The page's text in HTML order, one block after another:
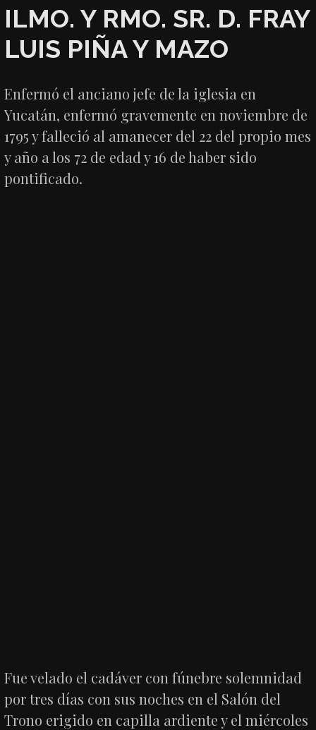
ILMO. Y RMO. SR. D. FRAY
LUIS PIÑA Y MAZO
Enfermó el anciano jefe de la iglesia en
Yucatán, enfermó gravemente en noviembre de
1795 y falleció al amanecer del 22 del propio mes
y año a los 72 de edad y 16 de haber sido
pontificado.
Fue velado el cadáver con fúnebre solemnidad
por tres días con sus noches en el Salón del
Trono erigido en capilla ardiente y el miércoles